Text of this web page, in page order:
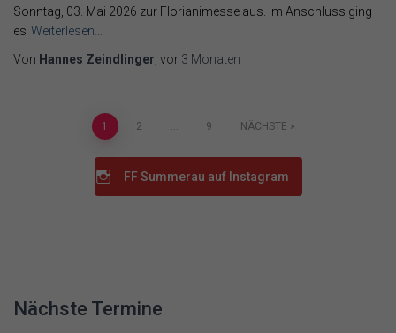
Sonntag, 03. Mai 2026 zur Florianimesse aus. Im Anschluss ging
es Weiterlesen…
Von Hannes Zeindlinger , vor 3 Monaten
Seitennummerierung
1 2 9 NÄCHSTE
FF Summerau auf Instagram
Nächste Termine